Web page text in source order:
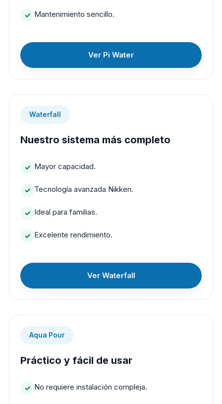
Mantenimiento sencillo.
Ver Pi Water
Waterfall
Nuestro sistema más completo
Mayor capacidad.
Tecnología avanzada Nikken.
Ideal para familias.
Excelente rendimiento.
Ver Waterfall
Aqua Pour
Práctico y fácil de usar
No requiere instalación compleja.